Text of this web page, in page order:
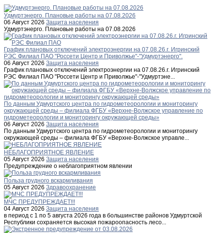
Удмуртэнерго. Плановые работы на 07.08.2026
06 Август 2026 Защита населения
Удмуртэнерго. Плановые работы на 07.08.2026
График плановых отключений электроэнергии на 07.08.26.г. Игринский
РЭС Филиал ПАО "Россети Центр и Приволжье"-"Удмуртэнерго".
06 Август 2026 Защита населения
График плановых отключений электроэнергии на 07.08.26.г. Игринский
РЭС Филиал ПАО "Россети Центр и Приволжье"-"Удмуртэне...
По данным Удмуртского центра по гидрометеорологии и мониторингу
окружающей среды – филиала ФГБУ «Верхне-Волжское управление по
гидрометеорологии и мониторингу окружающей среды»
06 Август 2026 Защита населения
По данным Удмуртского центра по гидрометеорологии и мониторингу
окружающей среды – филиала ФГБУ «Верхне-Волжское управле...
НЕБЛАГОПРИЯТНОЕ ЯВЛЕНИЕ
05 Август 2026 Защита населения
Предупреждение о неблагоприятном явлении
Польза грудного вскармливания
05 Август 2026 Здравоохранение
МЧС ПРЕДУПРЕЖДАЕТ!!!
04 Август 2026 Защита населения
в период с 1 по 5 августа 2026 года в большинстве районов Удмуртской
Республики сохраняется высокая пожароопасность лесо...